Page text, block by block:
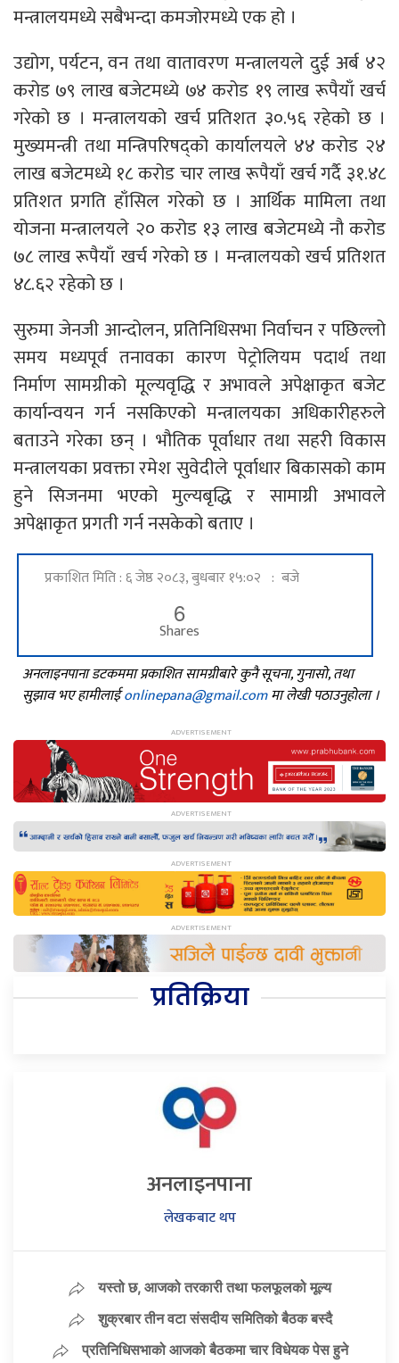
मन्त्रालयमध्ये सबैभन्दा कमजोरमध्ये एक हो ।
उद्योग, पर्यटन, वन तथा वातावरण मन्त्रालयले दुई अर्ब ४२
करोड ७९ लाख बजेटमध्ये ७४ करोड १९ लाख रूपैयाँ खर्च
गरेको छ । मन्त्रालयको खर्च प्रतिशत ३०.५६ रहेको छ ।
मुख्यमन्त्री तथा मन्त्रिपरिषद्को कार्यालयले ४४ करोड २४
लाख बजेटमध्ये १८ करोड चार लाख रूपैयाँ खर्च गर्दै ३१.४८
प्रतिशत प्रगति हाँसिल गरेको छ । आर्थिक मामिला तथा
योजना मन्त्रालयले २० करोड १३ लाख बजेटमध्ये नौ करोड
७८ लाख रूपैयाँ खर्च गरेको छ । मन्त्रालयको खर्च प्रतिशत
४८.६२ रहेको छ ।
सुरुमा जेनजी आन्दोलन, प्रतिनिधिसभा निर्वाचन र पछिल्लो
समय मध्यपूर्व तनावका कारण पेट्रोलियम पदार्थ तथा
निर्माण सामग्रीको मूल्यवृद्धि र अभावले अपेक्षाकृत बजेट
कार्यान्वयन गर्न नसकिएको मन्त्रालयका अधिकारीहरुले
बताउने गरेका छन् । भौतिक पूर्वाधार तथा सहरी विकास
मन्त्रालयका प्रवक्ता रमेश सुवेदीले पूर्वाधार बिकासको काम
हुने सिजनमा भएको मुल्यबृद्धि र सामाग्री अभावले
अपेक्षाकृत प्रगती गर्न नसकेको बताए ।
प्रकाशित मिति : ६ जेष्ठ २०८३, बुधबार १५:०२ : बजे
6
Shares
अनलाइनपाना डटकममा प्रकाशित सामग्रीबारे कुनै सूचना, गुनासो, तथा
सुझाव भए हामीलाईonlinepana@gmail.comमा लेखी पठाउनुहोला ।
प्रतिक्रिया
अनलाइनपाना
लेखकबाट थप
यस्तो छ, आजको तरकारी तथा फलफूलको मूल्य
शुक्रबार तीन वटा संसदीय समितिको बैठक बस्दै
प्रतिनिधिसभाको आजको बैठकमा चार विधेयक पेस हुने